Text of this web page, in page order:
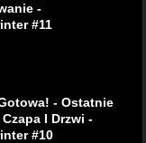
-
#11
- Ostatnie
I Drzwi -
#10